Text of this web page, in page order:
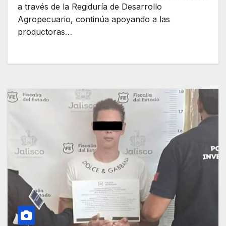
a través de la Regiduría de Desarrollo
Agropecuario, continúa apoyando a las
productoras…